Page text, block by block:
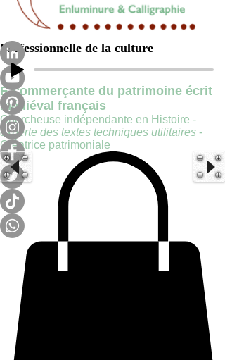
Professionnelle de la culture
E-commerçante du patrimoine écrit
médiéval français
Chercheuse indépendante en Histoire -
experte des textes techniques utilitaires -
Créatrice patrimoniale